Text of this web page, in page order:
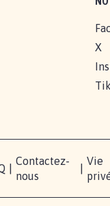
X
Contactez-
nous
Vie